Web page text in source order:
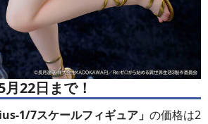
22日まで！
1/7スケールフィギュア」 の価格は2